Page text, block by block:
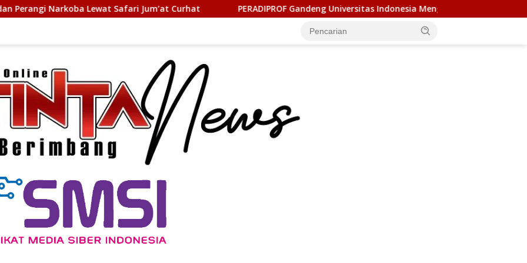
Lewat Safari Jum’at Curhat PERADIPROF Gandeng Universitas Indonesia Menggelar Pendidikan Khusus Profesi